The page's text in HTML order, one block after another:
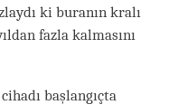
ki buranın kralı
fazla kalmasını
başlangıçta